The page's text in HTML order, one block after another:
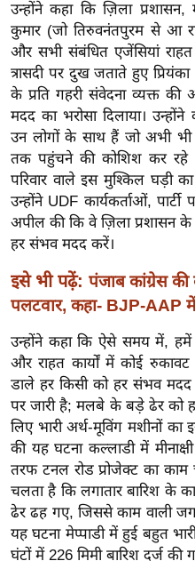
त्य
ज
ग
त
ऑ
टो
व
र्ल्ड
न्यू
ज
ब्री
फ
म
रं
ज
न
ज
ग
त
बॉ
ली
वु
उन्होंने कहा कि ज़िला प्रशासन,
कुमार (जो तिरुवनंतपुरम से आ रहे
और सभी संबंधित एजेंसियां ​​राहत
त्रासदी पर दुख जताते हुए प्रियंका
के प्रति गहरी संवेदना व्यक्त
मदद का भरोसा दिलाया। उन्होंने
उन लोगों के साथ हैं जो अभी
तक पहुंचने की कोशिश कर रहे
परिवार वाले इस मुश्किल घड़ी
उन्होंने UDF कार्यकर्ताओं,
अपील की कि वे ज़िला प्रशासन
हर संभव मदद करें।
इसे भी पढ़ें: पंजाब कांग्रेस
पलटवार, कहा- BJP-AAP
उन्होंने कहा कि ऐसे समय में, हमें
और राहत कार्यों में कोई
डाले हर किसी को हर संभव मदद
पर जारी है; मलबे के बड़े ढेर को
लिए भारी अर्थ-मूविंग मशीनों का
की यह घटना कल्लाडी में
तरफ टनल रोड प्रोजेक्ट का काम
चलता है कि लगातार बारिश के
ढेर ढह गए, जिससे काम वाली
यह घटना मेप्पाडी में हुई बहुत
घंटों में 226 मिमी बारिश दर्ज की